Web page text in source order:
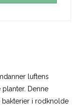
luftens
Denne
i rodknolde